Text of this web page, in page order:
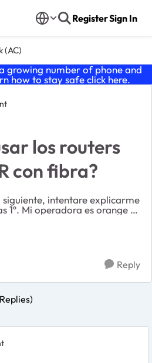
RegisterSign In
(AC)
growing number of phone and
how to stay safe click here.
los routers
con fibra?
intentare explicarme
y
moden y un router wifi de
Reply